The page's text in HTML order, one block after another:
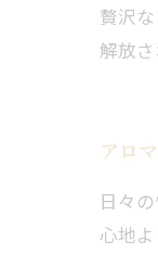
贅沢
解放
アロ
日々
心地